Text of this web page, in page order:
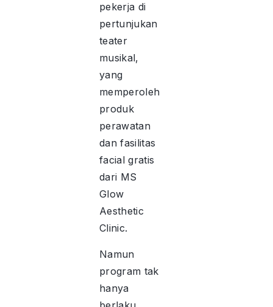
pekerja di
pertunjukan
teater
musikal,
yang
memperoleh
produk
perawatan
dan fasilitas
facial gratis
dari MS
Glow
Aesthetic
Clinic.
Namun
program tak
hanya